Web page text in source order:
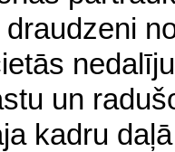
un
kadru